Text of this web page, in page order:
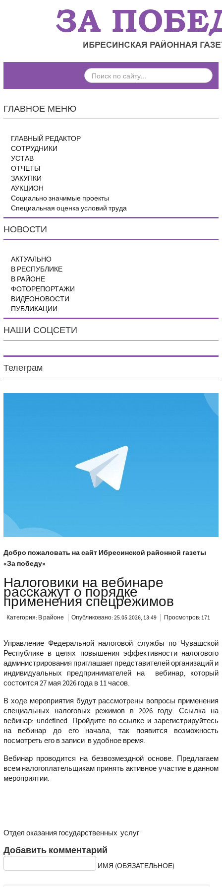
ПОИСК
ПО
ГЛАВНОЕ МЕНЮ
ГЛАВНЫЙ РЕДАКТОР
СОТРУДНИКИ
УСТАВ
ОТЧЕТЫ
ЗАКУПКИ
АУКЦИОН
Социально значимые проекты
Специальная оценка условий труда
НОВОСТИ
АКТУАЛЬНО
В РЕСПУБЛИКЕ
В РАЙОНЕ
ФОТОРЕПОРТАЖИ
ВИДЕОНОВОСТИ
ПУБЛИКАЦИИ
НАШИ СОЦСЕТИ
Телеграм
Добро пожаловать на сайт Ибресинской районной газеты
«За победу»
Налоговики на вебинаре
расскажут о порядке
применения спецрежимов
Категория: В районе Опубликовано: 25.05.2026, 13:49 Просмотров: 171
Управление Федеральной налоговой службы по Чувашской
Республике в целях повышения эффективности налогового
администрирования приглашает представителей организаций и
индивидуальных предпринимателей на вебинар, который
состоится 27 мая 2026 года в 11 часов.
В ходе мероприятия будут рассмотрены вопросы применения
специальных налоговых режимов в 2026 году. Ссылка на
вебинар: undefined. Пройдите по ссылке и зарегистрируйтесь
на вебинар до его начала, так появится возможность
посмотреть его в записи в удобное время.
Вебинар проводится на безвозмездной основе. Предлагаем
всем налогоплательщикам принять активное участие в данном
мероприятии.
Отдел оказания государственных услуг
Добавить комментарий
ИМЯ (ОБЯЗАТЕЛЬНОЕ)